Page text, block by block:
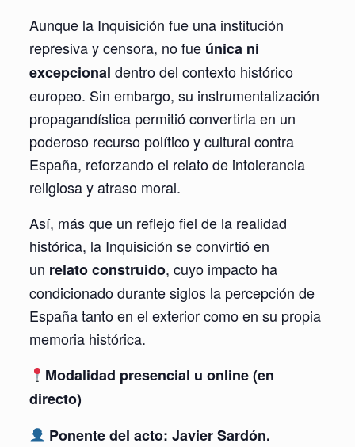
Aunque la Inquisición fue una institución
represiva y censora, no fue única ni
excepcional dentro del contexto histórico
europeo. Sin embargo, su instrumentalización
propagandística permitió convertirla en un
poderoso recurso político y cultural contra
España, reforzando el relato de intolerancia
religiosa y atraso moral.
Así, más que un reflejo fiel de la realidad
histórica, la Inquisición se convirtió en
un relato construido, cuyo impacto ha
condicionado durante siglos la percepción de
España tanto en el exterior como en su propia
memoria histórica.
Modalidad presencial u online (en
directo)
Ponente del acto: Javier Sardón.